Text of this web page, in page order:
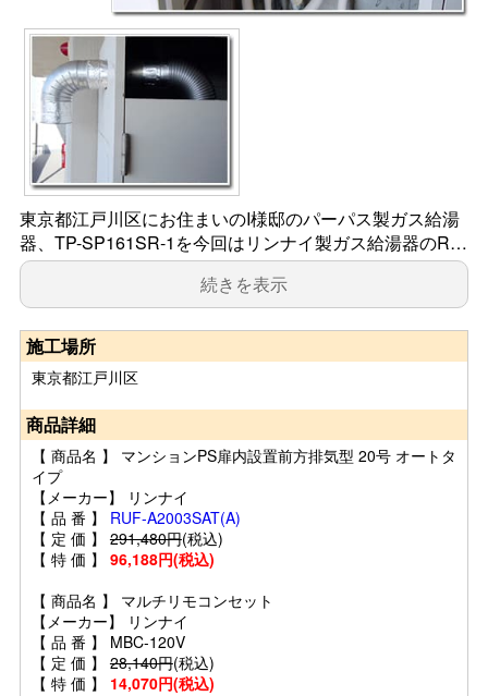
東京都江戸川区にお住まいのI様邸のパーパス製ガス給湯
器、TP-SP161SR-1を今回はリンナイ製ガス給湯器のR…
続きを表示
施工場所
東京都江戸川区
商品詳細
【 商品名 】 マンションPS扉内設置前方排気型 20号 オートタ
イプ
【メーカー】 リンナイ
【 品 番 】 RUF-A2003SAT(A)
【 定 価 】 291,480円(税込)
【 特 価 】 96,188円(税込)
【 商品名 】 マルチリモコンセット
【メーカー】 リンナイ
【 品 番 】 MBC-120V
【 定 価 】 28,140円(税込)
【 特 価 】 14,070円(税込)